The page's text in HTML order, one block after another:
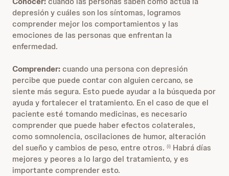
depresión y cuáles son los síntomas, logramos
comprender mejor los comportamientos y las
emociones de las personas que enfrentan la
enfermedad.
Comprender:cuando una persona con depresión
percibe que puede contar con alguien cercano, se
siente más segura. Esto puede ayudar a la búsqueda por
ayuda y fortalecer el tratamiento. En el caso de que el
paciente esté tomando medicinas, es necesario
comprender que puede haber efectos colaterales,
como somnolencia, oscilaciones de humor, alteración
del sueño y cambios de peso, entre otros. (i) Habrá días
mejores y peores a lo largo del tratamiento, y es
importante comprender esto.